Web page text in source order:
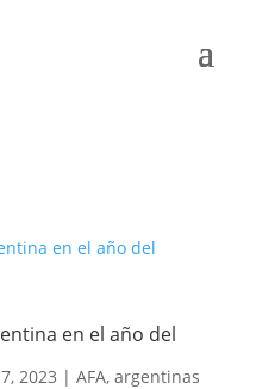
en el año del
2023 | AFA, argentinas